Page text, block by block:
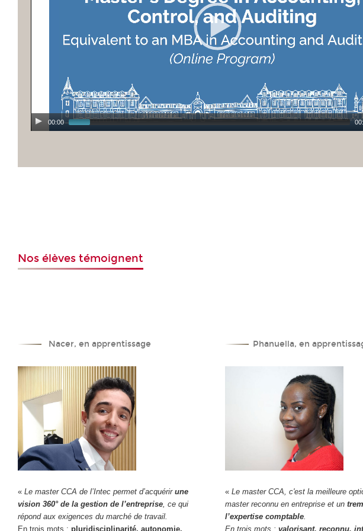
00:00
Nos élèves témoignent
Nacer, en apprentissage
« Le master CCA de l’Intec permet d’acquérirune
vision 360° de la gestion de l’entreprise, ce qui
répond aux exigences du marché de travail.
En trois mots :pluridisciplinarité, autonomie,
Phanuella, en
« Le master CCA, c'est la meilleure
master reconnu en entreprise et un
l’expertise comptable.
En trois mots : valorisant, reconnu,